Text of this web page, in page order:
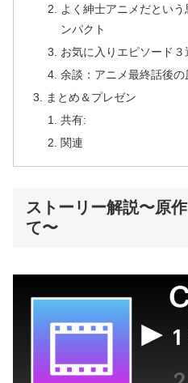
よく紳士アニメだとい
ンパクト
お気に入りエピソード３
余談：アニメ最終話後の
まとめ＆プレゼン
共有:
関連
ストーリー解説〜原
て〜